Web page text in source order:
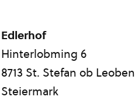
Edlerhof
Hinterlobming 6
8713 St. Stefan ob Leoben
Steiermark